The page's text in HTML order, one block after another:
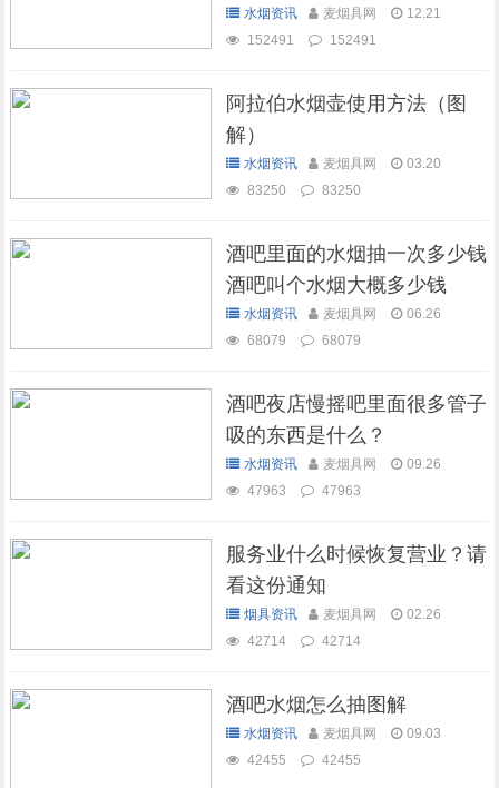
水烟资讯 麦烟具网
12.21
152491
152491
阿拉伯水烟壶使用方法（图
解）
水烟资讯 麦烟具网
03.20
83250
83250
酒吧里面的水烟抽一次多少钱
酒吧叫个水烟大概多少钱
水烟资讯 麦烟具网
06.26
68079
68079
酒吧夜店慢摇吧里面很多管子
吸的东西是什么？
水烟资讯 麦烟具网
09.26
47963
47963
服务业什么时候恢复营业？请
看这份通知
烟具资讯 麦烟具网
02.26
42714
42714
酒吧水烟怎么抽图解
水烟资讯 麦烟具网
09.03
42455
42455